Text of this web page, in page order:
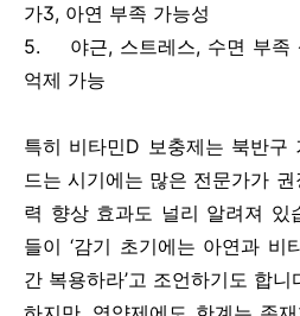
가3, 아연 부족 가능성
5. 야근, 스트레스, 수면 부족
억제 가능
특히 비타민D 보충제는 북반구
드는 시기에는 많은 전문가가
력 향상 효과도 널리 알려져 있
들이 ‘감기 초기에는 아연과 비
간 복용하라’고 조언하기도 합니